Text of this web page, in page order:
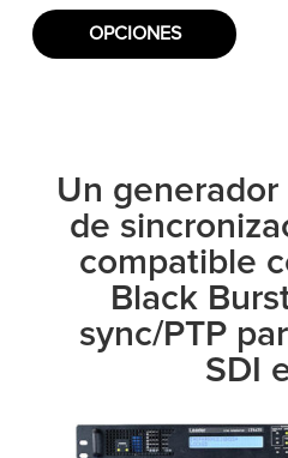
OPCIONES
Un
de
compatible
Black
sync/PTP
SDI